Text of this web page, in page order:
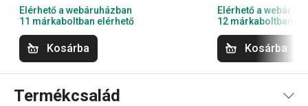
Elérhető a webáruházban
11 márkaboltban elérhető
Kosárba
Elérhető a
12 márkaboltban
Kosárba
Termékcsalád